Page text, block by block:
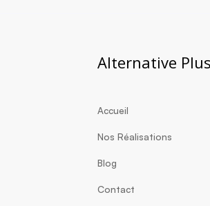
Alternative Plus
Accueil
Nos Réalisations
Blog
Contact